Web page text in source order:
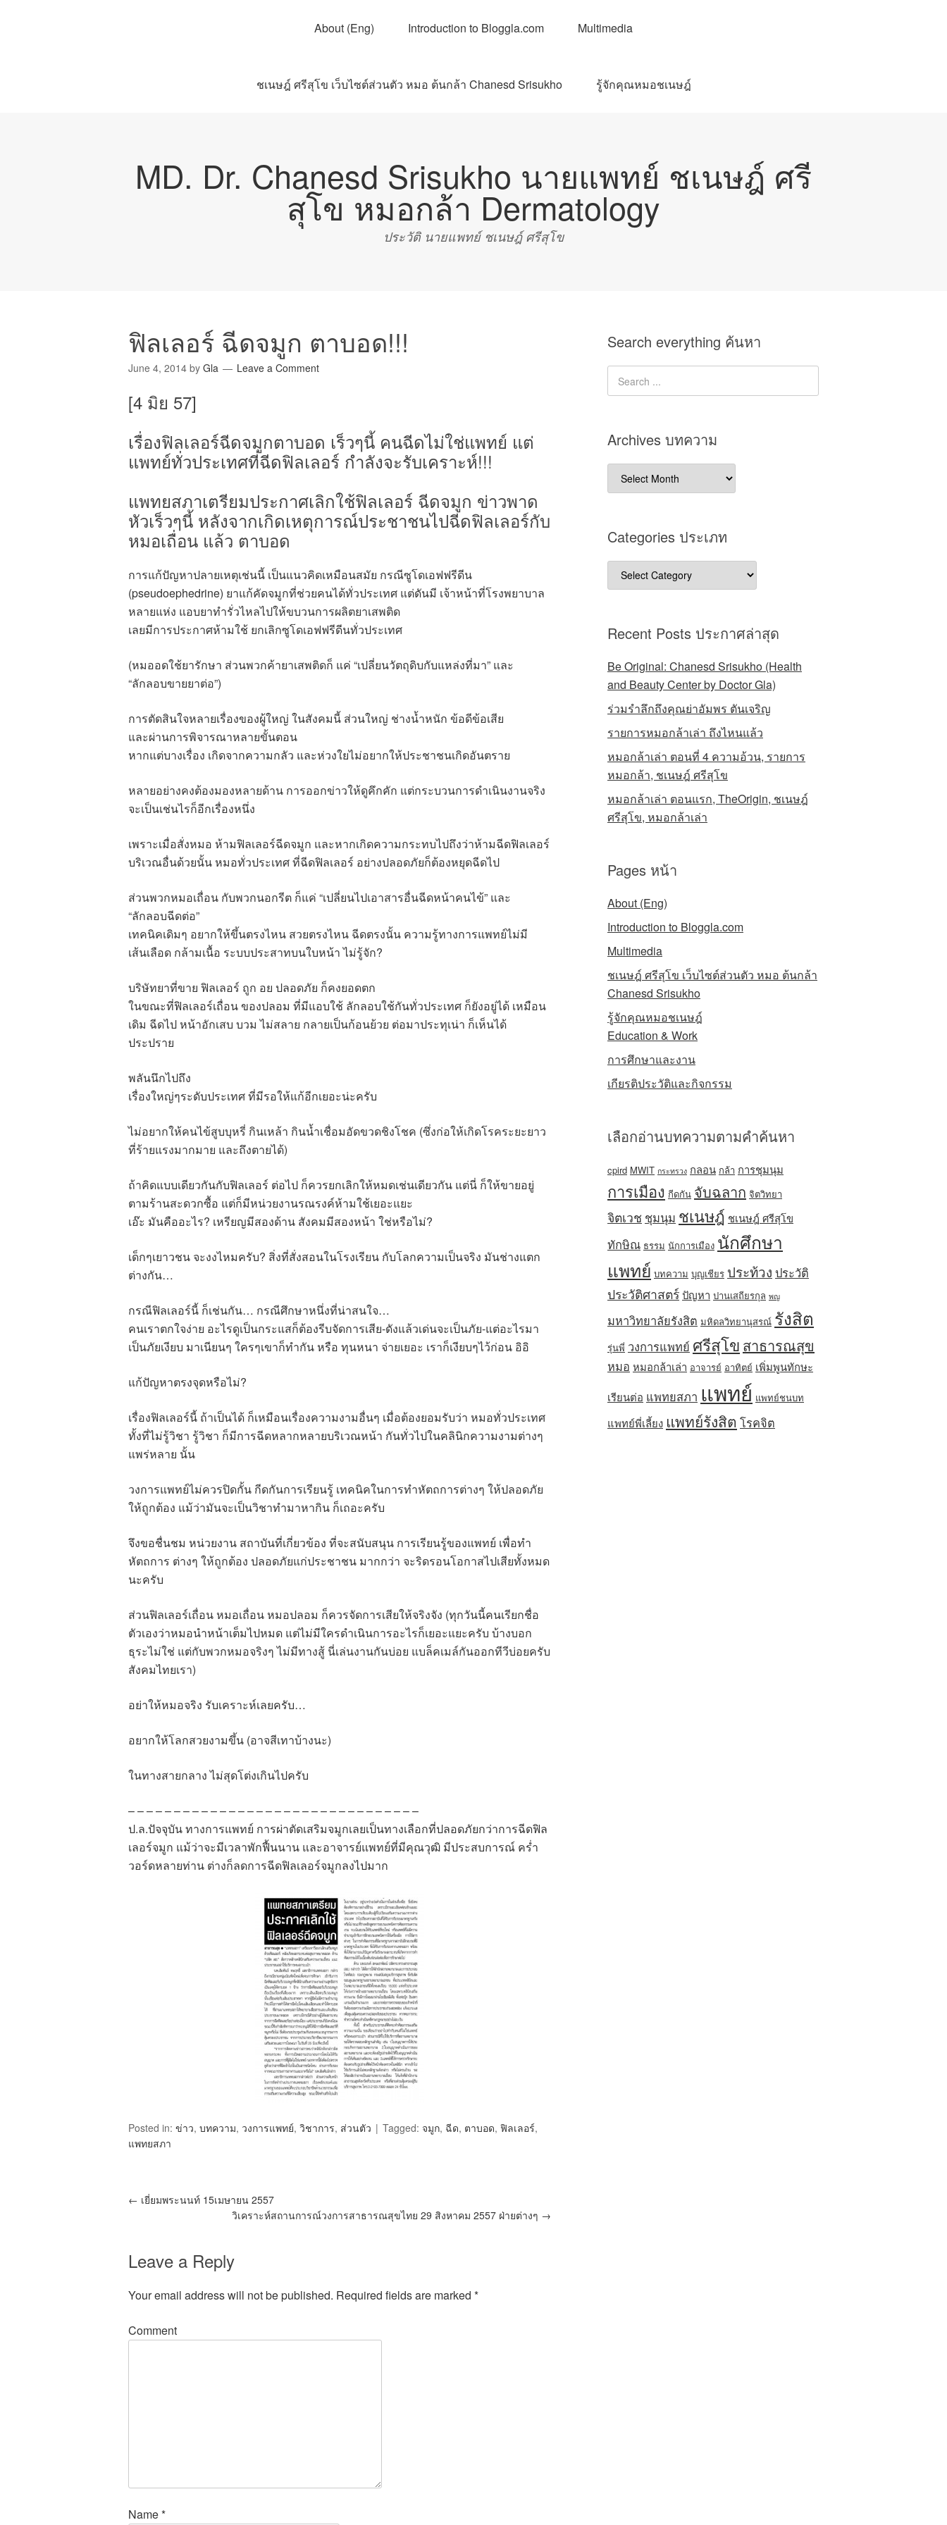
About (Eng) Introduction to Bloggla.com Multimedia
ชเนษฎ์ ศรีสุโข เว็บไซต์ส่วนตัว หมอ ต้นกล้า Chanesd Srisukho รู้จักคุณหมอชเนษฎ์
MD. Dr. Chanesd Srisukho นายแพทย์ ชเนษฎ์ ศรี
สุโข หมอกล้า Dermatology
ประวัติ นายแพทย์ ชเนษฎ์ ศรีสุโข
ฟิลเลอร์ ฉีดจมูก ตาบอด!!!
June 4, 2014 by Gla Leave a Comment
[4 มิย 57]
เรื่องฟิลเลอร์ฉีดจมูกตาบอด เร็วๆนี้ คนฉีดไม่ใช่แพทย์ แต่
แพทย์ทั่วประเทศที่ฉีดฟิลเลอร์ กำลังจะรับเคราะห์!!!
แพทยสภาเตรียมประกาศเลิกใช้ฟิลเลอร์ ฉีดจมูก ข่าวพาด
หัวเร็วๆนี้ หลังจากเกิดเหตุการณ์ประชาชนไปฉีดฟิลเลอร์กับ
หมอเถื่อน แล้ว ตาบอด
การแก้ปัญหาปลายเหตุเช่นนี้ เป็นแนวคิดเหมือนสมัย กรณีซูโดเอฟฟรีดีน
(pseudoephedrine) ยาแก้คัดจมูกที่ช่วยคนได้ทั่วประเทศ แต่ดันมี เจ้าหน้าที่โรงพยาบาล
หลายแห่ง แอบยาทำรั่วไหลไปให้ขบวนการผลิตยาเสพติด
เลยมีการประกาศห้ามใช้ ยกเลิกซูโดเอฟฟรีดีนทั่วประเทศ
(หมออดใช้ยารักษา ส่วนพวกค้ายาเสพติดก็ แค่ “เปลี่ยนวัตถุดิบกับแหล่งที่มา” และ
“ลักลอบขายยาต่อ”)
การตัดสินใจหลายเรื่องของผู้ใหญ่ ในสังคมนี้ ส่วนใหญ่ ช่างน้ำหนัก ข้อดีข้อเสีย
และผ่านการพิจารณาหลายขั้นตอน
หากแต่บางเรื่อง เกิดจากความกลัว และห่วงใยไม่อยากให้ประชาชนเกิดอันตราย
หลายอย่างคงต้องมองหลายด้าน การออกข่าวให้ดูคึกคัก แต่กระบวนการดำเนินงานจริง
จะเป็นเช่นไรก็อีกเรื่องหนึ่ง
เพราะเมื่อสั่งหมอ ห้ามฟิลเลอร์ฉีดจมูก และหากเกิดความกระทบไปถึงว่าห้ามฉีดฟิลเลอร์
บริเวณอื่นด้วยนั้น หมอทั่วประเทศ ที่ฉีดฟิลเลอร์ อย่างปลอดภัยก็ต้องหยุดฉีดไป
ส่วนพวกหมอเถื่อน กับพวกนอกรีต ก็แค่ “เปลี่ยนไปเอาสารอื่นฉีดหน้าคนไข้” และ
“ลักลอบฉีดต่อ”
เทคนิคเดิมๆ อยากให้ขึ้นตรงไหน สวยตรงไหน ฉีดตรงนั้น ความรู้ทางการแพทย์ไม่มี
เส้นเลือด กล้ามเนื้อ ระบบประสาทบนใบหน้า ไม่รู้จัก?
บริษัทยาที่ขาย ฟิลเลอร์ ถูก อย ปลอดภัย ก็คงยอดตก
ในขณะที่ฟิลเลอร์เถื่อน ของปลอม ที่มีแอบใช้ ลักลอบใช้กันทั่วประเทศ ก็ยังอยู่ได้ เหมือน
เดิม ฉีดไป หน้าอักเสบ บวม ไม่สลาย กลายเป็นก้อนย้วย ต่อมาประทุเน่า ก็เห็นได้
ประปราย
พลันนึกไปถึง
เรื่องใหญ่ๆระดับประเทศ ที่มีรอให้แก้อีกเยอะน่ะครับ
ไม่อยากให้คนไข้สูบบุหรี่ กินเหล้า กินน้ำเชื่อมอัดขวดชิงโชค (ซึ่งก่อให้เกิดโรคระยะยาว
ที่ร้ายแรงมากมาย และถึงตายได้)
ถ้าคิดแบบเดียวกันกับฟิลเลอร์ ต่อไป ก็ควรยกเลิกให้หมดเช่นเดียวกัน แต่นี่ ก็ให้ขายอยู่
ตามร้านสะดวกซื้อ แต่ก็มีหน่วยงานรณรงค์ห้ามใช้เยอะแยะ
เอ๊ะ มันคืออะไร? เหรียญมีสองด้าน สังคมมีสองหน้า ใช่หรือไม่?
เด็กๆเยาวชน จะงงไหมครับ? สิ่งที่สั่งสอนในโรงเรียน กับโลกความเป็นจริง มันช่างแตก
ต่างกัน…
กรณีฟิลเลอร์นี้ ก็เช่นกัน… กรณีศึกษาหนึ่งที่น่าสนใจ…
คนเราตกใจง่าย อะไรดูเป็นกระแสก็ต้องรีบจัดการเสีย-ดังแล้วเด่นจะเป็นภัย-แต่อะไรมา
เป็นภัยเงียบ มาเนียนๆ ใครๆเขาก็ทำกัน หรือ ทุนหนา จ่ายเยอะ เราก็เงียบๆไว้ก่อน อิอิ
แก้ปัญหาตรงจุดหรือไม่?
เรื่องฟิลเลอร์นี้ ถ้าเป็นได้ ก็เหมือนเรื่องความงามอื่นๆ เมื่อต้องยอมรับว่า หมอทั่วประเทศ
ทั้งที่ไม่รู้วิชา รู้วิชา ก็มีการฉีดหลากหลายบริเวณหน้า กันทั่วไปในคลินิกความงามต่างๆ
แพร่หลาย นั้น
วงการแพทย์ไม่ควรปิดกั้น กีดกันการเรียนรู้ เทคนิคในการทำหัตถการต่างๆ ให้ปลอดภัย
ให้ถูกต้อง แม้ว่ามันจะเป็นวิชาทำมาหากิน ก็เถอะครับ
จึงขอชื่นชม หน่วยงาน สถาบันที่เกี่ยวข้อง ที่จะสนับสนุน การเรียนรู้ของแพทย์ เพื่อทำ
หัตถการ ต่างๆ ให้ถูกต้อง ปลอดภัยแก่ประชาชน มากกว่า จะริดรอนโอกาสไปเสียทั้งหมด
นะครับ
ส่วนฟิลเลอร์เถื่อน หมอเถื่อน หมอปลอม ก็ควรจัดการเสียให้จริงจัง (ทุกวันนี้คนเรียกชื่อ
ตัวเองว่าหมอนำหน้าเต็มไปหมด แต่ไม่มีใครดำเนินการอะไรก็เยอะแยะครับ บ้างบอก
ธุระไม่ใช่ แต่กับพวกหมอจริงๆ ไม่มีทางสู้ นี่เล่นงานกันบ่อย แบล็คเมล์กันออกทีวีบ่อยครับ
สังคมไทยเรา)
อย่าให้หมอจริง รับเคราะห์เลยครับ…
อยากให้โลกสวยงามขึ้น (อาจสีเทาบ้างนะ)
ในทางสายกลาง ไม่สุดโต่งเกินไปครับ
– – – – – – – – – – – – – – – – – – – – – – – – – – – – – – – –
ป.ล.ปัจจุบัน ทางการแพทย์ การผ่าตัดเสริมจมูกเลยเป็นทางเลือกที่ปลอดภัยกว่าการฉีดฟิล
เลอร์จมูก แม้ว่าจะมีเวลาพักฟื้นนาน และอาจารย์แพทย์ที่มีคุณวุฒิ มีประสบการณ์ คร่ำ
วอร์ดหลายท่าน ต่างก็ลดการฉีดฟิลเลอร์จมูกลงไปมาก
Posted in: ข่าว, บทความ, วงการแพทย์, วิชาการ, ส่วนตัว Tagged: จมูก, ฉีด, ตาบอด, ฟิลเลอร์,
แพทยสภา
← เยี่ยมพระนนท์ 15เมษายน 2557
วิเคราะห์สถานการณ์วงการสาธารณสุขไทย 29 สิงหาคม 2557 ฝ่ายต่างๆ →
Leave a Reply
Your email address will not be published. Required fields are marked *
Comment
Name*
Search everything ค้นหา
Archives บทความ
Archives
บทความ
Categories ประเภท
Categories
ประเภท
Recent Posts ประกาศล่าสุด
Be Original: Chanesd Srisukho (Health
and Beauty Center by Doctor Gla)
ร่วมรำลึกถึงคุณย่าอัมพร ตันเจริญ
รายการหมอกล้าเล่า ถึงไหนแล้ว
หมอกล้าเล่า ตอนที่ 4 ความอ้วน, รายการ
หมอกล้า, ชเนษฎ์ ศรีสุโข
หมอกล้าเล่า ตอนแรก, TheOrigin, ชเนษฎ์
ศรีสุโข, หมอกล้าเล่า
Pages หน้า
About (Eng)
Introduction to Bloggla.com
Multimedia
ชเนษฎ์ ศรีสุโข เว็บไซต์ส่วนตัว หมอ ต้นกล้า
Chanesd Srisukho
รู้จักคุณหมอชเนษฎ์
Education & Work
การศึกษาและงาน
เกียรติประวัติและกิจกรรม
เลือกอ่านบทความตามคำค้นหา
cpird MWIT กระทรวง กลอน กล้า การชุมนุม
การเมือง กีดกัน จับฉลาก จิตวิทยา
จิตเวช ชุมนุม ชเนษฎ์ ชเนษฎ์ ศรีสุโข
ทักษิณ ธรรม นักการเมือง นักศึกษา
แพทย์ บทความ บุญเชียร ประท้วง ประวัติ
ประวัติศาสตร์ปัญหา ปานเสถียรกุล พญ
มหาวิทยาลัยรังสิต มหิดลวิทยานุสรณ์ รังสิต
รุ่นพี่ วงการแพทย์ ศรีสุโข สาธารณสุข
หมอ หมอกล้าเล่า อาจารย์ อาทิตย์ เพิ่มพูนทักษะ
เรียนต่อ แพทยสภา แพทย์ แพทย์ชนบท
แพทย์พี่เลี้ยง แพทย์รังสิต โรคจิต